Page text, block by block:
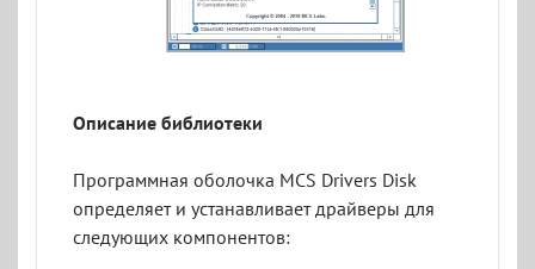
Описание библиотеки
Программная оболочка MCS Drivers Disk
определяет и устанавливает драйверы для
следующих компонентов: